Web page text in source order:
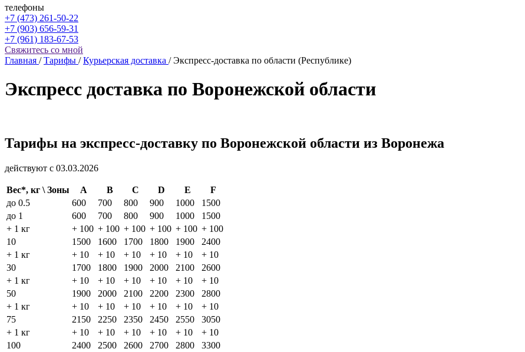
телефоны
+7 (473) 261-50-22
+7 (903) 656-59-31
+7 (961) 183-67-53
Свяжитесь со мной
Главная /Тарифы /Курьерская доставка /Экспресс-доставка по области (Республике)
Экспресс доставка по Воронежской области
Тарифы на экспресс-доставку по Воронежской области из Воронежа
действуют с 03.03.2026
Вес*, кг \ Зоны A B C D E
F
до 0.5
600 700 800 900 1000
1500
до 1
600 700 800 900 1000
1500
+ 1 кг
+ 100 + 100 + 100 + 100 + 100 + 100
10
1500 1600 1700 1800 1900
2400
+ 1 кг
+ 10 + 10 + 10 + 10 + 10
+ 10
30
1700 1800 1900 2000 2100
2600
+ 1 кг
+ 10 + 10 + 10 + 10 + 10
+ 10
50
1900 2000 2100 2200 2300
2800
+ 1 кг
+ 10 + 10 + 10 + 10 + 10
+ 10
75
2150 2250 2350 2450 2550
3050
+ 1 кг
+ 10 + 10 + 10 + 10 + 10
+ 10
100
2400 2500 2600 2700 2800
3300